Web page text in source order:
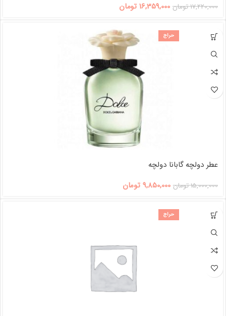
17,220,000تومان 16,359,000 تومان
حراج
عطر دولچه گابانا دولچه
15,000,000تومان 9,850,000 تومان
حراج